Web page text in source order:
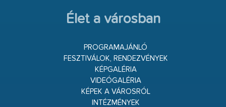
Élet a városban
PROGRAMAJÁNLÓ
FESZTIVÁLOK, RENDEZVÉNYEK
KÉPGALÉRIA
VIDEÓGALÉRIA
KÉPEK A VÁROSRÓL
INTÉZMÉNYEK